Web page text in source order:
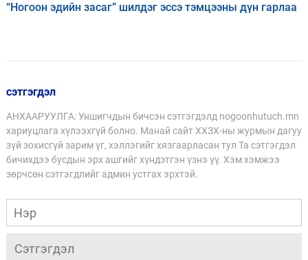
“Ногоон эдийн засаг” шилдэг эссэ тэмцээны дүн гарлаа
сэтгэгдэл
АНХААРУУЛГА: Уншигчдын бичсэн сэтгэгдэлд nogoonhutuch.mn
хариуцлага хүлээхгүй болно. Манай сайт ХХЗХ-ны журмын дагуу
зүй зохисгүй зарим үг, хэллэгийг хязгаарласан тул Та сэтгэгдэл
бичихдээ бусдын эрх ашгийг хүндэтгэн үзнэ үү. Хэм хэмжээ
зөрчсөн сэтгэгдлийг админ устгах эрхтэй.